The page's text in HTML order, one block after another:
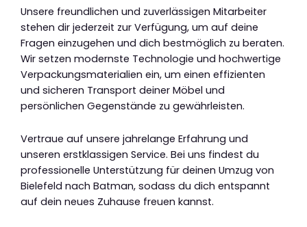
Unsere freundlichen und zuverlässigen Mitarbeiter
stehen dir jederzeit zur Verfügung, um auf deine
Fragen einzugehen und dich bestmöglich zu beraten.
Wir setzen modernste Technologie und hochwertige
Verpackungsmaterialien ein, um einen effizienten
und sicheren Transport deiner Möbel und
persönlichen Gegenstände zu gewährleisten.
Vertraue auf unsere jahrelange Erfahrung und
unseren erstklassigen Service. Bei uns findest du
professionelle Unterstützung für deinen Umzug von
Bielefeld nach Batman, sodass du dich entspannt
auf dein neues Zuhause freuen kannst.